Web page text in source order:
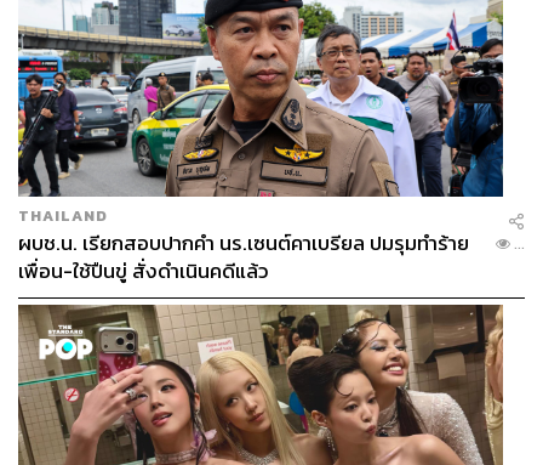
THAILAND
ผบช.น. เรียกสอบปากคำ นร.เซนต์คาเบรียล ปมรุมทำร้าย
เพื่อน-ใช้ปืนขู่ สั่งดำเนินคดีแล้ว
...